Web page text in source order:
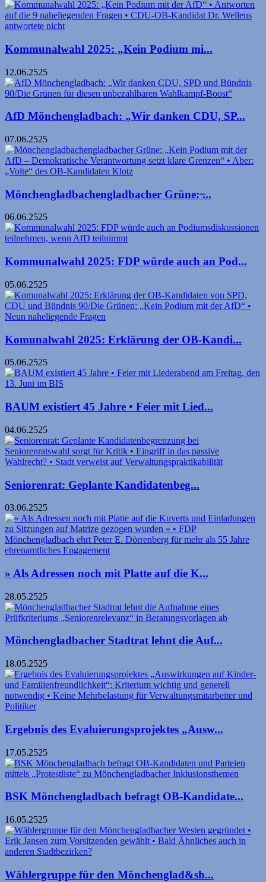
Kommunalwahl 2025: „Kein Podium mi...
12.06.2525
AfD Mönchengladbach: „Wir danken CDU, SP...
07.06.2525
Mönchengladbachengladbacher Grüne: ̶...
06.06.2525
Kommunalwahl 2025: FDP würde auch an Pod...
05.06.2525
Komunalwahl 2025: Erklärung der OB-Kandi...
05.06.2525
BAUM existiert 45 Jahre • Feier mit Lied...
04.06.2525
Seniorenrat: Geplante Kandidaten­beg...
03.06.2525
» Als Adressen noch mit Platte auf die K...
28.05.2525
Mönchengladbacher Stadtrat lehnt die Auf...
18.05.2525
Ergebnis des Evaluierungsprojektes „Ausw...
17.05.2525
BSK Mönchengladbach befragt OB-Kandidate...
16.05.2525
Wählergruppe für den Mönchen­glad&sh...